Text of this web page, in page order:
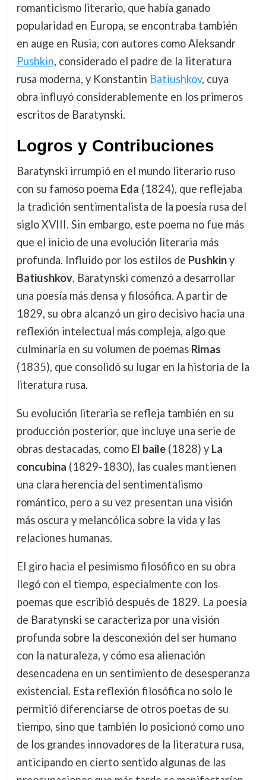
romanticismo literario, que había ganado
popularidad en Europa, se encontraba también
en auge en Rusia, con autores como Aleksandr
Pushkin, considerado el padre de la literatura
rusa moderna, y Konstantin Batiushkov, cuya
obra influyó considerablemente en los primeros
escritos de Baratynski.
Logros y Contribuciones
Baratynski irrumpió en el mundo literario ruso
con su famoso poema Eda (1824), que reflejaba
la tradición sentimentalista de la poesía rusa del
siglo XVIII. Sin embargo, este poema no fue más
que el inicio de una evolución literaria más
profunda. Influido por los estilos de Pushkiny
Batiushkov, Baratynski comenzó a desarrollar
una poesía más densa y filosófica. A partir de
1829, su obra alcanzó un giro decisivo hacia una
reflexión intelectual más compleja, algo que
culminaría en su volumen de poemas Rimas
(1835), que consolidó su lugar en la historia de la
literatura rusa.
Su evolución literaria se refleja también en su
producción posterior, que incluye una serie de
obras destacadas, como El baile(1828) y La
concubina (1829-1830), las cuales mantienen
una clara herencia del sentimentalismo
romántico, pero a su vez presentan una visión
más oscura y melancólica sobre la vida y las
relaciones humanas.
El giro hacia el pesimismo filosófico en su obra
llegó con el tiempo, especialmente con los
poemas que escribió después de 1829. La poesía
de Baratynski se caracteriza por una visión
profunda sobre la desconexión del ser humano
con la naturaleza, y cómo esa alienación
desencadena en un sentimiento de desesperanza
existencial. Esta reflexión filosófica no solo le
permitió diferenciarse de otros poetas de su
tiempo, sino que también lo posicionó como uno
de los grandes innovadores de la literatura rusa,
anticipando en cierto sentido algunas de las